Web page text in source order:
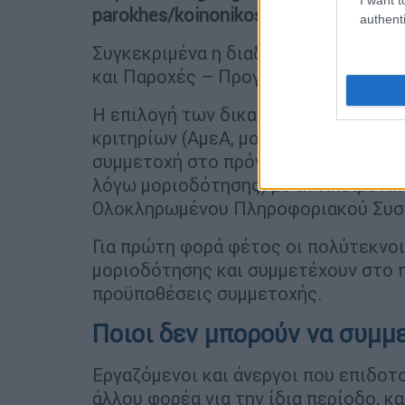
parokhes/koinonikos-tourismos
Συγκεκριμένα η διαδρομή είναι:
και Παροχές – Προγράμματα
Η επιλογή των δικαιούχων
κριτηρίων (ΑμεΑ, μονογονέας,
συμμετοχή στο πρόγραμμα ή μη
λόγω μοριοδότησης) με
Ολοκληρωμένου Πληροφοριακού
Για πρώτη φορά φέτος οι
μοριοδότησης και συμμετέχουν στο
προϋποθέσεις συμμετοχής.
Ποιοι δεν μπορούν να
Εργαζόμενοι και άνεργοι που
άλλου φορέα για την ίδια περίοδο,